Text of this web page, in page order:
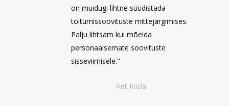
on muidugi lihtne süüdistada
toitumissoovituste mittejärgimises.
Palju lihtsam kui mõelda
personaalsemate soovituste
sisseviimisele."
Aet Kiisla